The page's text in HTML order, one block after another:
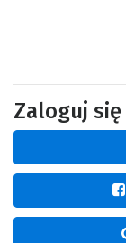
Zaloguj